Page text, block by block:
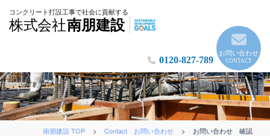
信
の
南
朋
コンクリート打設工事で社会に貢献する
株式会社南朋建設
0120-827-789
お問い合わせ
CONTACT
南朋建設 TOP > Contact お問い合わせ > お問い合わせ 確認